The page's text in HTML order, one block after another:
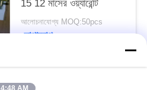
15 12 মাসের ওয়্যারেন্টি
আলোচনাযোগ্য MOQ:50pcs
যোগাযোগ
4:48 AM